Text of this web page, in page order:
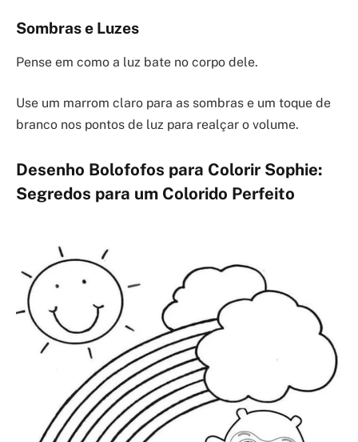
Sombras e Luzes
Pense em como a luz bate no corpo dele.
Use um marrom claro para as sombras e um toque de
branco nos pontos de luz para realçar o volume.
Desenho Bolofofos para Colorir Sophie:
Segredos para um Colorido Perfeito